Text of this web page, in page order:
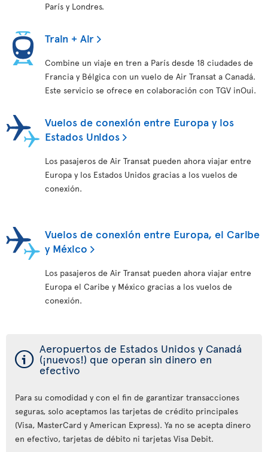
París y Londres.
Train + Air
Combine un viaje en tren a París desde 18 ciudades de
Francia y Bélgica con un vuelo de Air Transat a Canadá.
Este servicio se ofrece en colaboración con TGV inOui.
Vuelos de conexión entre Europa y los
Estados Unidos
Los pasajeros de Air Transat pueden ahora viajar entre
Europa y los Estados Unidos gracias a los vuelos de
conexión.
Vuelos de conexión entre Europa, el Caribe
y México
Los pasajeros de Air Transat pueden ahora viajar entre
Europa el Caribe y México gracias a los vuelos de
conexión.
ý Aeropuertos de Estados Unidos y Canadá
(¡nuevos!) que operan sin dinero en
efectivo
Para su comodidad y con el fin de garantizar transacciones
seguras, solo aceptamos las tarjetas de crédito principales
(Visa, MasterCard y American Express). Ya no se acepta dinero
en efectivo, tarjetas de débito ni tarjetas Visa Debit.